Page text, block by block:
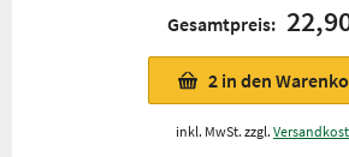
Gesamtpreis:
2 in den
inkl. MwSt. zzgl.